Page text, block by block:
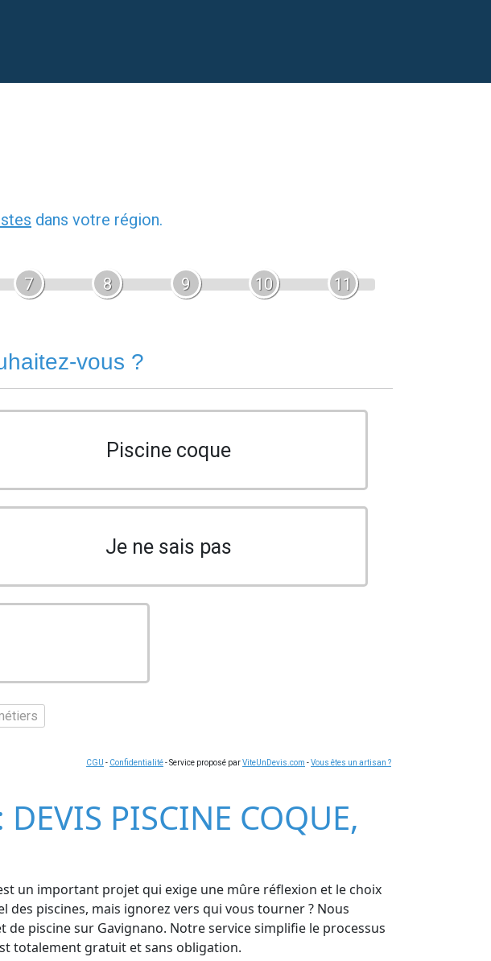
dans votre région.
7 8 9 10 11
vous ?
Piscine coque
Je ne sais pas
CGU - Confidentialité- Service proposé parViteUnDevis.com -Vous êtes un artisan ?
PISCINE COQUE,
un important projet qui exige une mûre réflexion et le choix
piscines, mais ignorez vers qui vous tourner ? Nous
piscine sur Gavignano. Notre service simplifie le processus
totalement gratuit et sans obligation.